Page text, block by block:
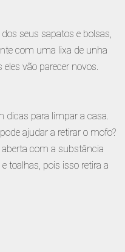
seus sapatos e bolsas,
com uma lixa de unha
vão parecer novos.
dicas para limpar a casa.
ajudar a retirar o mofo?
com a substância
toalhas, pois isso retira a